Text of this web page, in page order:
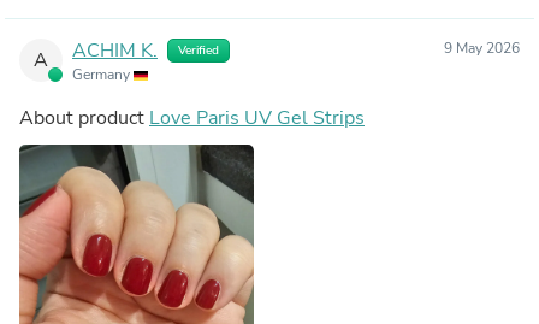
A ACHIM K. Verified
Germany
9 May 2026
About product Love Paris UV Gel Strips